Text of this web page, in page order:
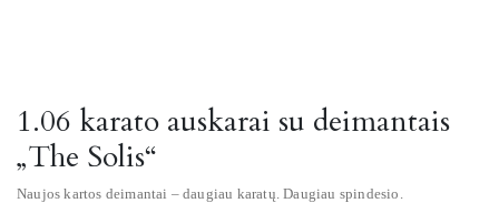
1.06 karato auskarai su deimantais
„The Solis“
Naujos kartos deimantai – daugiau karatų. Daugiau spindesio.